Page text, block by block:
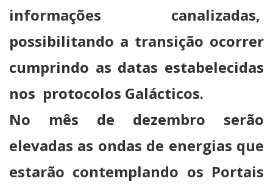
informações canalizadas,
possibilitando a transição ocorrer
cumprindo as datas estabelecidas
nos protocolos Galácticos.
No mês de dezembro serão
elevadas as ondas de energias que
estarão contemplando os Portais